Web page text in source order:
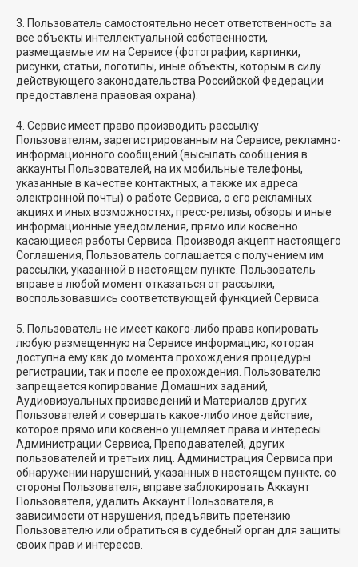
3. Пользователь самостоятельно несет ответственность за
все объекты интеллектуальной собственности,
размещаемые им на Сервисе (фотографии, картинки,
рисунки, статьи, логотипы, иные объекты, которым в силу
действующего законодательства Российской Федерации
предоставлена правовая охрана).
4. Сервис имеет право производить рассылку
Пользователям, зарегистрированным на Сервисе, рекламно-
информационного сообщений (высылать сообщения в
аккаунты Пользователей, на их мобильные телефоны,
указанные в качестве контактных, а также их адреса
электронной почты) о работе Сервиса, о его рекламных
акциях и иных возможностях, пресс-релизы, обзоры и иные
информационные уведомления, прямо или косвенно
касающиеся работы Сервиса. Производя акцепт настоящего
Соглашения, Пользователь соглашается с получением им
рассылки, указанной в настоящем пункте. Пользователь
вправе в любой момент отказаться от рассылки,
воспользовавшись соответствующей функцией Сервиса.
5. Пользователь не имеет какого-либо права копировать
любую размещенную на Сервисе информацию, которая
доступна ему как до момента прохождения процедуры
регистрации, так и после ее прохождения. Пользователю
запрещается копирование Домашних заданий,
Аудиовизуальных произведений и Материалов других
Пользователей и совершать какое-либо иное действие,
которое прямо или косвенно ущемляет права и интересы
Администрации Сервиса, Преподавателей, других
пользователей и третьих лиц. Администрация Сервиса при
обнаружении нарушений, указанных в настоящем пункте, со
стороны Пользователя, вправе заблокировать Аккаунт
Пользователя, удалить Аккаунт Пользователя, в
зависимости от нарушения, предъявить претензию
Пользователю или обратиться в судебный орган для защиты
своих прав и интересов.